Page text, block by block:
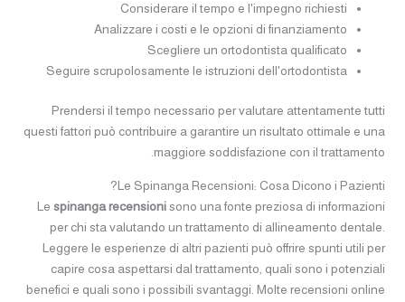
Considerare il tempo e l'impegno richiesti
Analizzare i costi e le opzioni di finanziamento
Scegliere un ortodontista qualificato
Seguire scrupolosamente le istruzioni dell'ortodontista
Prendersi il tempo necessario per valutare attentamente tutti
questi fattori può contribuire a garantire un risultato ottimale e una
maggiore soddisfazione con il trattamento.
Le Spinanga Recensioni: Cosa Dicono i Pazienti?
Lespinanga recensionisono una fonte preziosa di informazioni
per chi sta valutando un trattamento di allineamento dentale.
Leggere le esperienze di altri pazienti può offrire spunti utili per
capire cosa aspettarsi dal trattamento, quali sono i potenziali
benefici e quali sono i possibili svantaggi. Molte recensioni online